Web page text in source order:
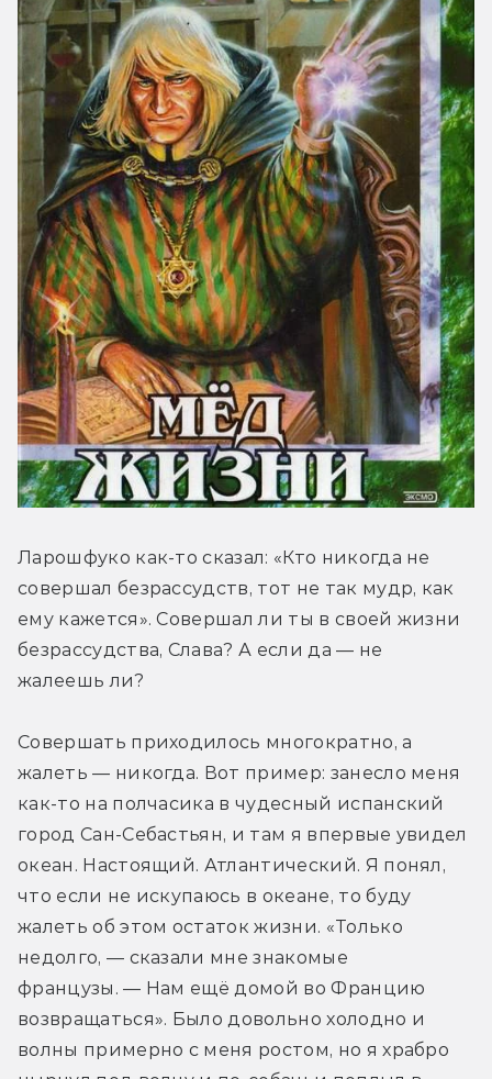
Ларошфуко как-то сказал: «Кто никогда не
совершал безрассудств, тот не так мудр, как
ему кажется». Совершал ли ты в своей жизни
безрассудства, Слава? А если да — не
жалеешь ли?
Совершать приходилось многократно, а
жалеть — никогда. Вот пример: занесло меня
как-то на полчасика в чудесный испанский
город Сан-Себастьян, и там я впервые увидел
океан. Настоящий. Атлантический. Я понял,
что если не искупаюсь в океане, то буду
жалеть об этом остаток жизни. «Только
недолго, — сказали мне знакомые
французы. — Нам ещё домой во Францию
возвращаться». Было довольно холодно и
волны примерно с меня ростом, но я храбро